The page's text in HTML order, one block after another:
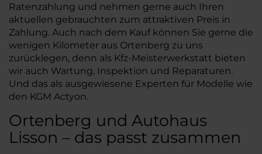
Ratenzahlung und nehmen gerne auch Ihren
aktuellen gebrauchten zum attraktiven Preis in
Zahlung. Auch nach dem Kauf können Sie gerne die
wenigen Kilometer aus Ortenberg zu uns
zurücklegen, denn als Kfz-Meisterwerkstatt bieten
wir auch Wartung, Inspektion und Reparaturen.
Und das als ausgewiesene Experten für Modelle wie
den KGM Actyon.
Ortenberg und Autohaus
Lisson – das passt zusammen